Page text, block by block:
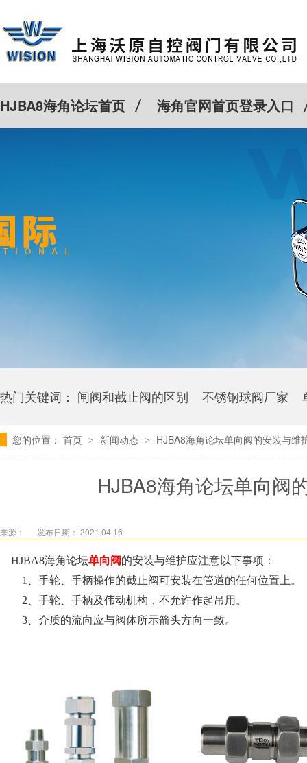
HJBA8海角论坛首页 海角官网首页登录入口
热门关键词： 闸阀和截止阀的区别 不锈钢球阀厂家
卫生级海角社区APP官网版多少钱
您的位置： 首页 > 新闻动态 > HJBA8海角论坛单向阀的安装与维
HJBA8海角论坛单向阀
来源： 发布日期： 2021.04.16
HJBA8海角论坛单向阀的安装与维护应注意以下事项：
1、手轮、手柄操作的截止阀可安装在管道的任何位置上。
2、手轮、手柄及伟动机构，不允许作起吊用。
3、介质的流向应与阀体所示箭头方向一致。